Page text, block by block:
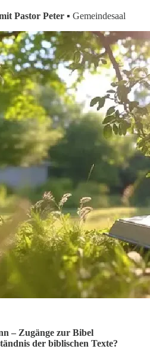
Pastor Peter ▪ Gemeindesaal
– Zugänge zur Bibel
der biblischen Texte?